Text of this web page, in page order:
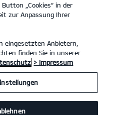
Manuell); 84.6 kW (115 PS):
km; CO₂-Emissionen kombiniert
„Cookies“ in der
zur Anpassung Ihrer
eingesetzten Anbietern,
finden Sie in unserer
> Impressum